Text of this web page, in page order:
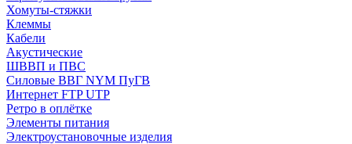
Хомуты-стяжки
Клеммы
Кабели
Акустические
ШВВП и ПВС
Силовые ВВГ NYM ПуГВ
Интернет FTP UTP
Ретро в оплётке
Элементы питания
Электроустановочные изделия